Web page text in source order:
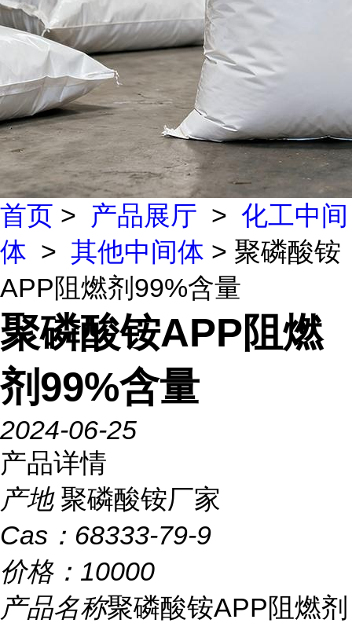
首页 > 产品展厅 > 化工中间
体 > 其他中间体 > 聚磷酸铵
APP阻燃剂99%含量
聚磷酸铵APP阻燃
剂99%含量
2024-06-25
产品详情
产地 聚磷酸铵厂家
Cas： 68333-79-9
价格： 10000
产品名称聚磷酸铵APP阻燃剂